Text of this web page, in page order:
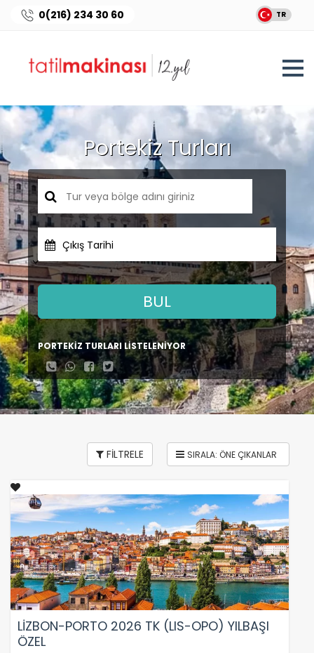
0(216) 234 30 60 TR
Portekiz Turları
Çıkış Tarihi
BUL
PORTEKİZ TURLARI LİSTELENİYOR
FİLTRELE
LİZBON-PORTO 2026 TK (LIS-OPO) YILBAŞI
ÖZEL